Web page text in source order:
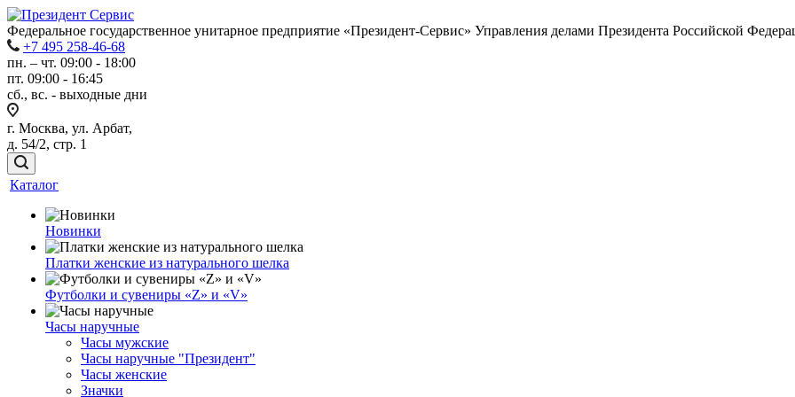
Федеральное государственное унитарное предприятие «Президент-Сервис» Управления делами Президента Российской
+7 495 258-46-68
пн. – чт. 09:00 - 18:00
пт. 09:00 - 16:45
сб., вс. - выходные дни
г. Москва, ул. Арбат,
д. 54/2, стр. 1
Каталог
Новинки
Платки женские из натурального шелка
Футболки и сувениры «Z» и «V»
Часы наручные
Часы мужские
Часы наручные "Президент"
Часы женские
Значки